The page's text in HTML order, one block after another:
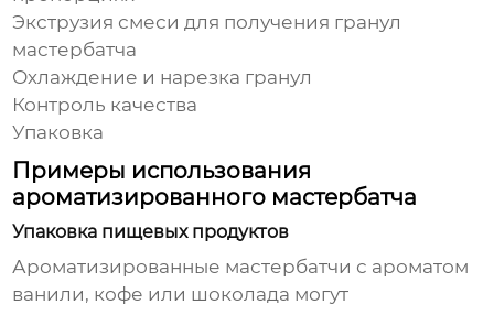
Экструзия смеси для получения гранул
мастербатча
Охлаждение и нарезка гранул
Контроль качества
Упаковка
Примеры использования
ароматизированного мастербатча
Упаковка пищевых продуктов
Ароматизированные мастербатчи с ароматом
ванили, кофе или шоколада могут